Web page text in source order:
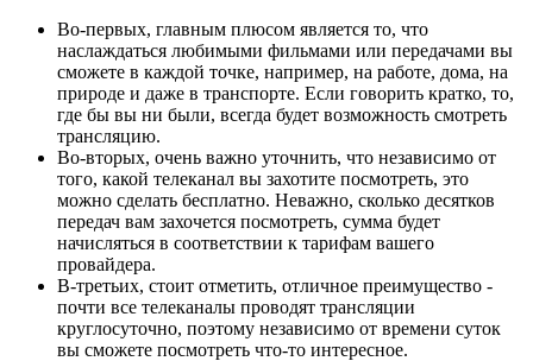
Во-первых, главным плюсом является то, что
наслаждаться любимыми фильмами или передачами вы
сможете в каждой точке, например, на работе, дома, на
природе и даже в транспорте. Если говорить кратко, то,
где бы вы ни были, всегда будет возможность смотреть
трансляцию.
Во-вторых, очень важно уточнить, что независимо от
того, какой телеканал вы захотите посмотреть, это
можно сделать бесплатно. Неважно, сколько десятков
передач вам захочется посмотреть, сумма будет
начисляться в соответствии к тарифам вашего
провайдера.
В-третьих, стоит отметить, отличное преимущество -
почти все телеканалы проводят трансляции
круглосуточно, поэтому независимо от времени суток
вы сможете посмотреть что-то интересное.